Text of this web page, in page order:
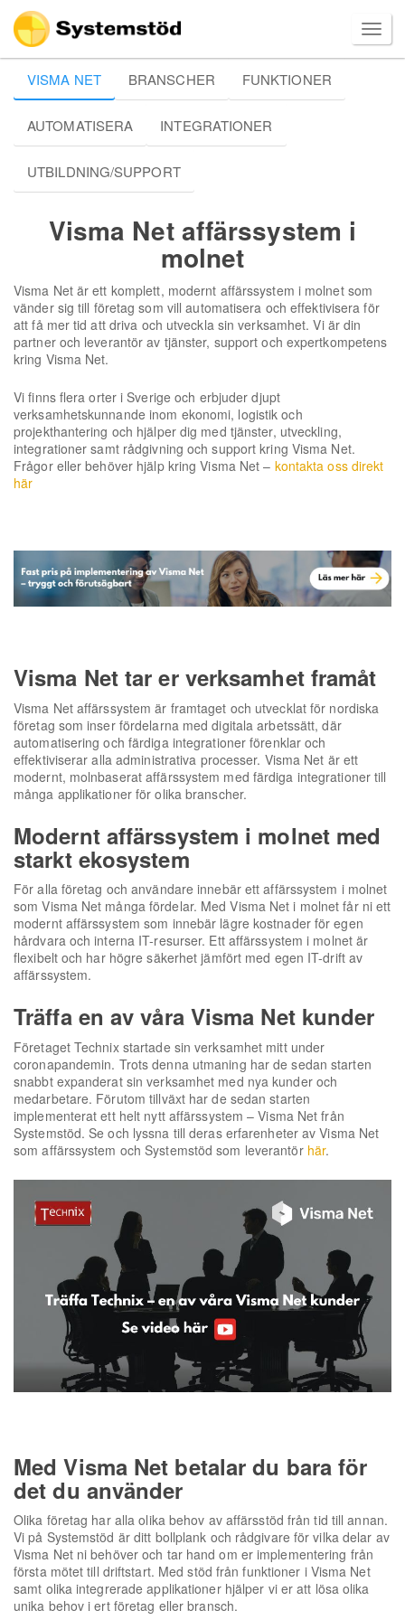
VISMA NET BRANSCHER FUNKTIONER
AUTOMATISERA INTEGRATIONER
UTBILDNING/SUPPORT
Visma Net affärssystem i
molnet
Visma Net är ett komplett, modernt affärssystem i molnet som
vänder sig till företag som vill automatisera och effektivisera för
att få mer tid att driva och utveckla sin verksamhet. Vi är din
partner och leverantör av tjänster, support och expertkompetens
kring Visma Net.
Vi finns flera orter i Sverige och erbjuder djupt
verksamhetskunnande inom ekonomi, logistik och
projekthantering och hjälper dig med tjänster, utveckling,
integrationer samt rådgivning och support kring Visma Net.
Frågor eller behöver hjälp kring Visma Net – kontakta oss direkt
här
Visma Net tar er verksamhet framåt
Visma Net affärssystem är framtaget och utvecklat för nordiska
företag som inser fördelarna med digitala arbetssätt, där
automatisering och färdiga integrationer förenklar och
effektiviserar alla administrativa processer. Visma Net är ett
modernt, molnbaserat affärssystem med färdiga integrationer till
många applikationer för olika branscher.
Modernt affärssystem i molnet med
starkt ekosystem
För alla företag och användare innebär ett affärssystem i molnet
som Visma Net många fördelar. Med Visma Net i molnet får ni ett
modernt affärssystem som innebär lägre kostnader för egen
hårdvara och interna IT-resurser. Ett affärssystem i molnet är
flexibelt och har högre säkerhet jämfört med egen IT-drift av
affärssystem.
Träffa en av våra Visma Net kunder
Företaget Technix startade sin verksamhet mitt under
coronapandemin. Trots denna utmaning har de sedan starten
snabbt expanderat sin verksamhet med nya kunder och
medarbetare. Förutom tillväxt har de sedan starten
implementerat ett helt nytt affärssystem – Visma Net från
Systemstöd. Se och lyssna till deras erfarenheter av Visma Net
som affärssystem och Systemstöd som leverantör här.
Med Visma Net betalar du bara för
det du använder
Olika företag har alla olika behov av affärsstöd från tid till annan.
Vi på Systemstöd är ditt bollplank och rådgivare för vilka delar av
Visma Net ni behöver och tar hand om er implementering från
första mötet till driftstart. Med stöd från funktioner i Visma Net
samt olika integrerade applikationer hjälper vi er att lösa olika
unika behov i ert företag eller bransch.